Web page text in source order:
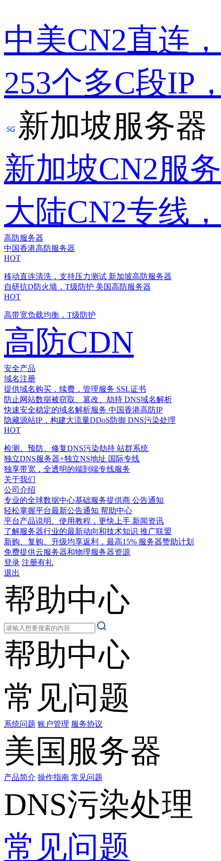
中美CN2直连
253个多C段IP
新加坡服务器
新加坡CN2服
大陆CN2专线
高防服务器
中国香港高防服务器
HOT
移动直连清洗，支持压力测试 新加坡高防服务器
自研抗D防火墙，T级防护 美国高防服务器
HOT
高带宽负载均衡，T级防护
高防CDN
安全产品
域名注册
提供域名购买，续费，管理服务 SSL证书
防止网站数据被窃取、篡改、劫持 DNS域名解析
快速安全稳定的域名解析服务 中国香港高防IP
隐藏源站IP，构建大流量DDoS防御 DNS污染处理
HOT
检测、预防、修复DNS污染劫持 站群系统
独立DNS服务器+独立NS地址 国际专线
独享带宽，全透明的端到端专线服务
关于我们
公司介绍
专业的全球数据中心基础服务提供商 公告通知
轻松掌握平台最新公告通知 帮助中心
平台产品说明、使用教程，更快上手 新闻资讯
了解服务器行业的最新动向和技术知识 推广联盟
新购、复购、升级均享返利，最高15% 服务器赞助计划
免费提供云服务器和物理服务器资源
登录 注册有礼
退出
帮助中心
帮助中心
常见问题
系统问题 账户管理 服务协议
美国服务器
产品简介 操作指南 常见问题
DNS污染处理
常见问题